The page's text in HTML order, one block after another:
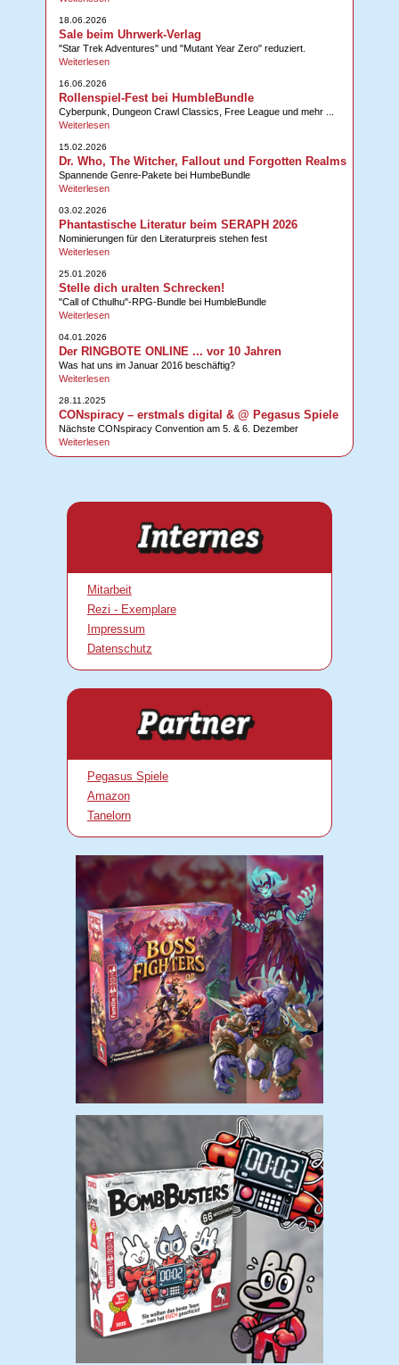
18.06.2026
Sale beim Uhrwerk-Verlag
"Star Trek Adventures" und "Mutant Year Zero" reduziert.
Weiterlesen
16.06.2026
Rollenspiel-Fest bei HumbleBundle
Cyberpunk, Dungeon Crawl Classics, Free League und mehr ...
Weiterlesen
15.02.2026
Dr. Who, The Witcher, Fallout und Forgotten Realms
Spannende Genre-Pakete bei HumbeBundle
Weiterlesen
03.02.2026
Phantastische Literatur beim SERAPH 2026
Nominierungen für den Literaturpreis stehen fest
Weiterlesen
25.01.2026
Stelle dich uralten Schrecken!
"Call of Cthulhu"-RPG-Bundle bei HumbleBundle
Weiterlesen
04.01.2026
Der RINGBOTE ONLINE ... vor 10 Jahren
Was hat uns im Januar 2016 beschäftig?
Weiterlesen
28.11.2025
CONspiracy – erstmals digital & @ Pegasus Spiele
Nächste CONspiracy Convention am 5. & 6. Dezember
Weiterlesen
Mitarbeit
Rezi - Exemplare
Impressum
Datenschutz
Pegasus Spiele
Amazon
Tanelorn